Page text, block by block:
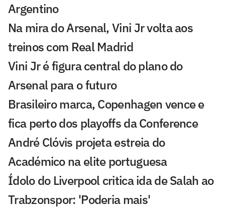
Argentino
Na mira do Arsenal, Vini Jr volta aos
treinos com Real Madrid
Vini Jr é figura central do plano do
Arsenal para o futuro
Brasileiro marca, Copenhagen vence e
fica perto dos playoffs da Conference
André Clóvis projeta estreia do
Académico na elite portuguesa
Ídolo do Liverpool critica ida de Salah ao
Trabzonspor: 'Poderia mais'